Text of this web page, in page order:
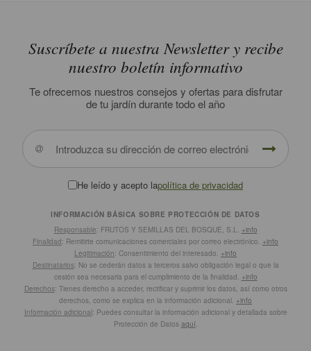
Suscríbete a nuestra Newsletter y recibe
nuestro boletín informativo
Te ofrecemos nuestros consejos y ofertas para disfrutar
de tu jardín durante todo el año
He leído y acepto lapolítica de privacidad
INFORMACIÓN BÁSICA SOBRE PROTECCIÓN DE DATOS
Responsable: FRUTOS Y SEMILLAS DEL BOSQUE, S.L. +info
Finalidad: Remitirte comunicaciones comerciales por correo electrónico. +info
Legitimación: Consentimiento del interesado. +info
Destinatarios: No se cederán datos a terceros salvo obligación legal o que la
cesión sea necesaria para el cumplimiento de la finalidad. +info
Derechos: Tienes derecho a acceder, rectificar y suprimir los datos, así como otros
derechos, como se explica en la información adicional. +info
Información adicional: Puedes consultar la información adicional y detallada sobre
Protección de Datos aquí.